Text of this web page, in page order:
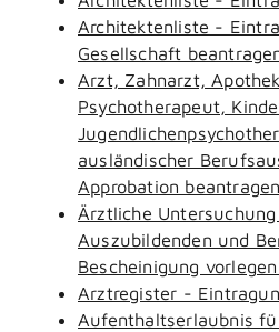
Architektenliste -
Gesellschaft
Arzt, Zahnarzt,
Psychotherapeut,
ausländischer
Approbation beantragen
Ärztliche
Auszubildenden und
Bescheinigung
Arztregister -
Aufenthaltserlaubnis